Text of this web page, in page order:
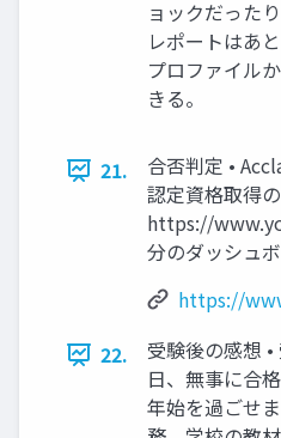
ョックだった
レポートはあ
プロファイル
きる。
21.
合否判定 •
認定資格取得
https://
分のダッシュ
https://
22.
受験後の感想
日、無事に合
年始を過ごせ